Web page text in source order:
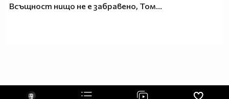
Всъщност нищо не е забравено, Том...